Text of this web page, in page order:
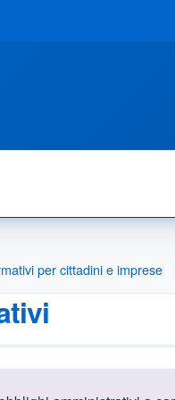
per cittadini e imprese